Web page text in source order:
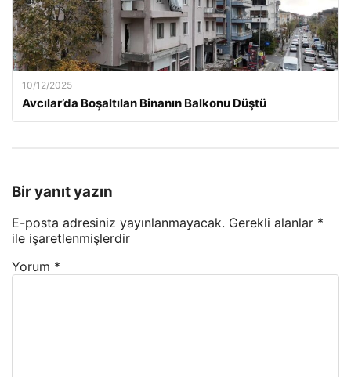
10/12/2025
Avcılar’da Boşaltılan Binanın Balkonu Düştü
Bir yanıt yazın
E-posta adresiniz yayınlanmayacak. Gerekli alanlar *
ile işaretlenmişlerdir
Yorum *